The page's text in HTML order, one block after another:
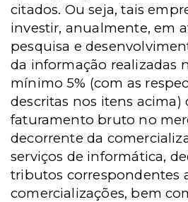
citados. Ou seja, tais
investir, anualmente, em
pesquisa e
da informação realizadas
mínimo 5% (com as
descritas nos itens acima)
faturamento bruto no
decorrente da
serviços de informática,
tributos correspondentes
comercializações, bem